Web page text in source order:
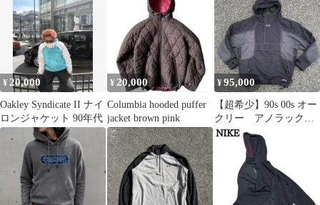
¥20,000
Oakley Syndicate II ナイ
ロンジャケット 90年代
¥ 20,000
Columbia hooded puffer
jacket brown pink
¥95,000
【超希少】90s 00s オー
クリー アノラック
プルオーバージャケッ